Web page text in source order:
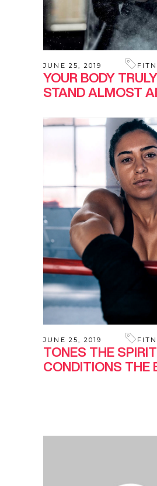
JUNE 25, 2019
YOUR BODY
STAND ALMOST
JUNE 25, 2019
TONES THE
CONDITIONS THE